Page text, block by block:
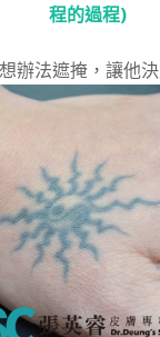
程的過程)
辦法遮掩，讓他